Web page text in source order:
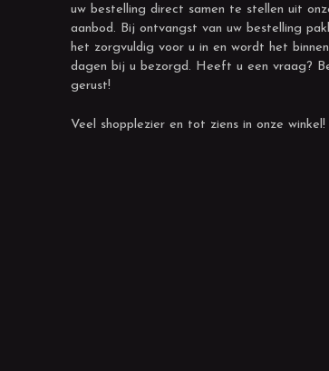
uw bestelling direct samen te stellen uit
aanbod. Bij ontvangst van uw bestelling
het zorgvuldig voor u in en wordt het
dagen bij u bezorgd. Heeft u een vraag?
gerust!
Veel shopplezier en tot ziens in onze winkel!